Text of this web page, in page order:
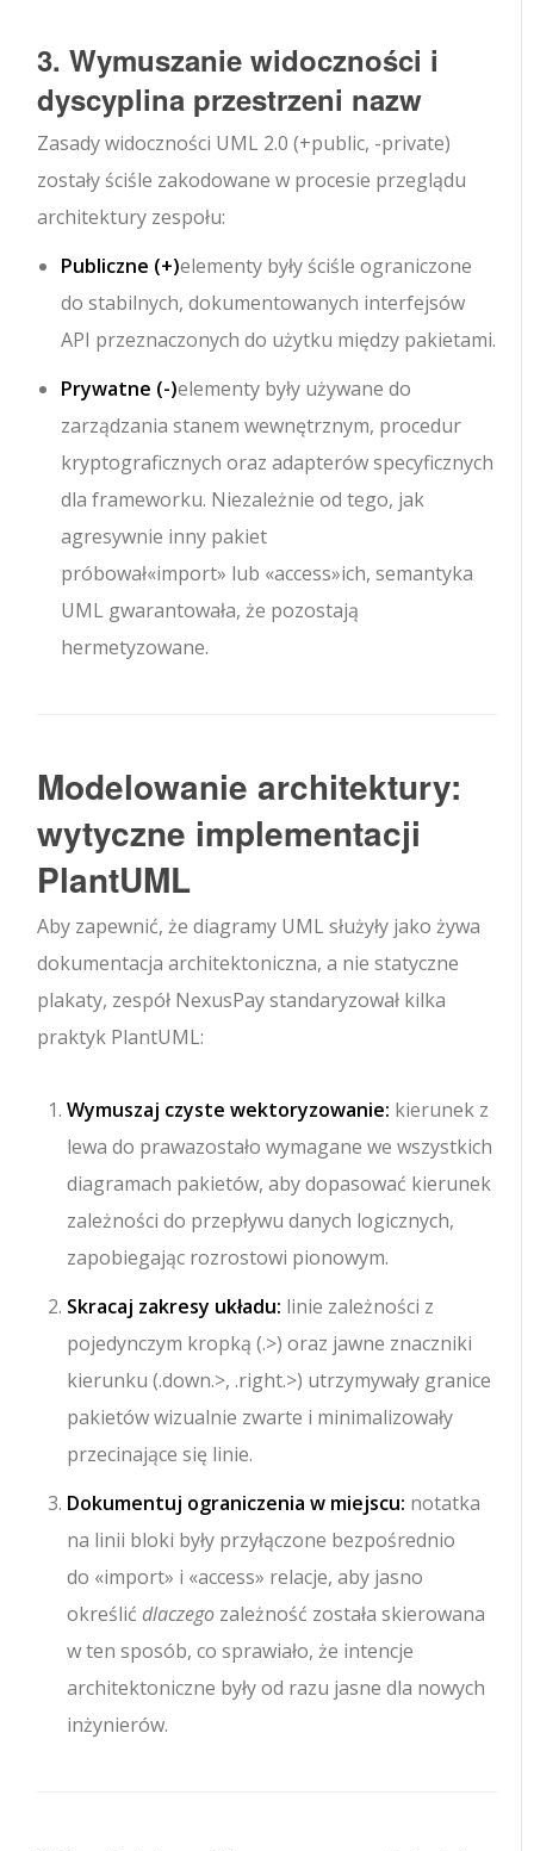
3. Wymuszanie widoczności i
dyscyplina przestrzeni nazw
Zasady widoczności UML 2.0 (+public, -private)
zostały ściśle zakodowane w procesie przeglądu
architektury zespołu:
Publiczne (+)elementy były ściśle ograniczone
do stabilnych, dokumentowanych interfejsów
API przeznaczonych do użytku między pakietami.
Prywatne (-)elementy były używane do
zarządzania stanem wewnętrznym, procedur
kryptograficznych oraz adapterów specyficznych
dla frameworku. Niezależnie od tego, jak
agresywnie inny pakiet
próbował«import» lub «access»ich, semantyka
UML gwarantowała, że pozostają
hermetyzowane.
Modelowanie architektury:
wytyczne implementacji
PlantUML
Aby zapewnić, że diagramy UML służyły jako żywa
dokumentacja architektoniczna, a nie statyczne
plakaty, zespół NexusPay standaryzował kilka
praktyk PlantUML:
Wymuszaj czyste wektoryzowanie: kierunek z
lewa do prawazostało wymagane we wszystkich
diagramach pakietów, aby dopasować kierunek
zależności do przepływu danych logicznych,
zapobiegając rozrostowi pionowym.
Skracaj zakresy układu: linie zależności z
pojedynczym kropką (.>) oraz jawne znaczniki
kierunku (.down.>,.right.>) utrzymywały granice
pakietów wizualnie zwarte i minimalizowały
przecinające się linie.
Dokumentuj ograniczenia w miejscu: notatka
na linii bloki były przyłączone bezpośrednio
do «import» i «access» relacje, aby jasno
określićdlaczego zależność została skierowana
w ten sposób, co sprawiało, że intencje
architektoniczne były od razu jasne dla nowych
inżynierów.